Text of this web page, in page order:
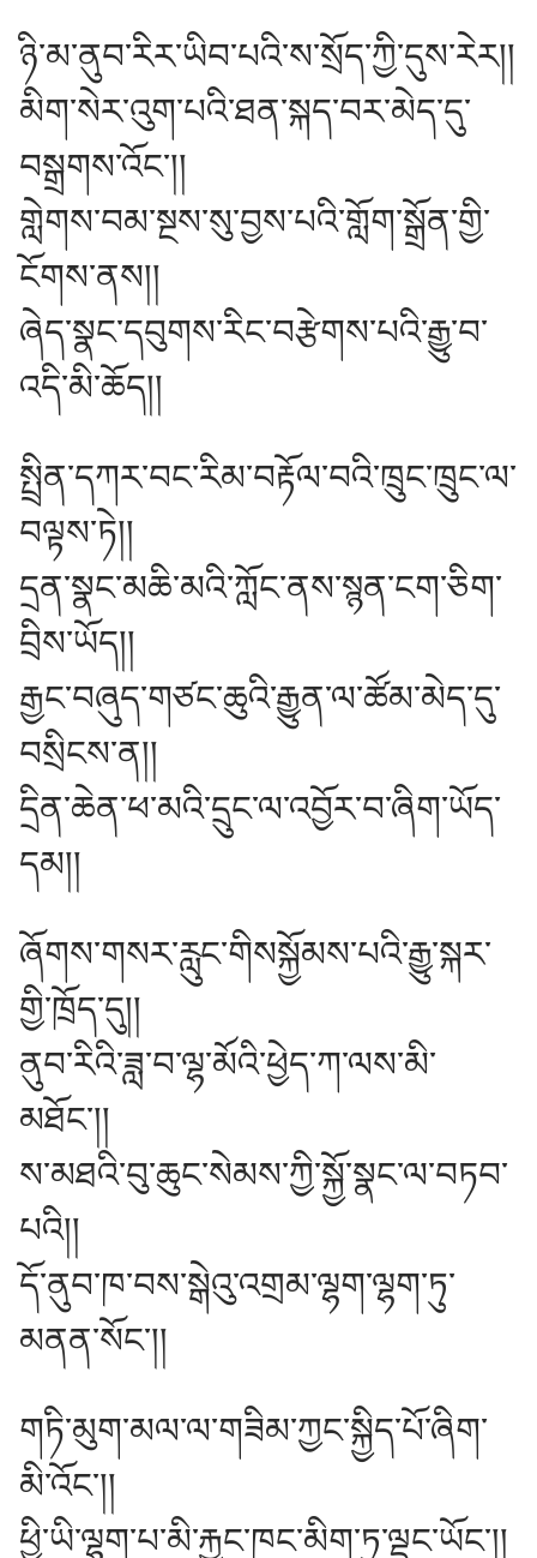
ཉི་མ་ནུབ་རིར་ཡིབ་པའི་ས་སྲོད་ཀྱི་དུས་རེར།།
མིག་སེར་འུག་པའི་ཐན་སྐད་བར་མེད་དུ་
བསྒྲགས་འོང༌།།
གླེགས་བམ་སྔས་སུ་བྱས་པའི་གློག་སྒྲོན་གྱི་
ངོགས་ནས།།
ཞེད་སྣང་དབུགས་རིང་བརྩེགས་པའི་རྒྱུ་བ་
འདི་མི་ཆོད།།
སྤྲིན་དཀར་བང་རིམ་བརྟོལ་བའི་ཁྲུང་ཁྲུང་ལ་
བལྟས་ཏེ།།
དྲན་སྣང་མཆི་མའི་ཀློང་ནས་སྙན་ངག་ཅིག་
བྲིས་ཡོད།།
རྒྱང་བཞུད་གཙང་ཆུའི་རྒྱུན་ལ་ཚོམ་མེད་དུ་
བསྲིངས་ན།།
དྲིན་ཆེན་ཕ་མའི་དྲུང་ལ་འབྱོར་བ་ཞིག་ཡོད་
དམ།།
ཞོགས་གསར་རླུང་གིསསྐྱོམས་པའི་རྒྱུ་སྐར་
གྱི་ཁྲོད་དུ།།
ནུབ་རིའི་ཟླ་བ་ལྷ་མོའི་ཕྱེད་ཀ་ལས་མི་
མཐོང༌།།
ས་མཐའི་བུ་ཆུང་སེམས་ཀྱི་སྐྱོ་སྣང་ལ་བཏབ་
པའི།།
དོ་ནུབ་ཁ་བས་སྒེའུ་འགྲམ་ལྷག་ལྷག་ཏུ་
མནན་སོང༌།།
གཏི་མུག་མལ་ལ་གཟིམ་ཀྱང་སྐྱིད་པོ་ཞིག་
མི་འོང༌།།
ཕྱི་ཡི་ལྷག་པ་མི་རྐྱང་ཁང་མིག་ཏུ་ལྡང་ཡོང༌།།